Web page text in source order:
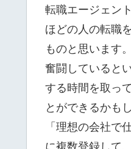
転職エージェン
ほどの人の転職
ものと思います。
奮闘していると
する時間を取っ
とができるかも
「理想の会社で
に複数登録して